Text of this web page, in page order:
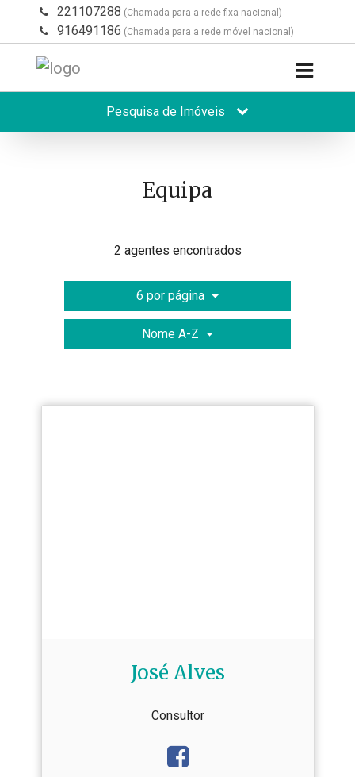
221107288 (Chamada para a rede fixa nacional)
916491186 (Chamada para a rede móvel nacional)
Pesquisa de Imóveis
Equipa
2 agentes encontrados
6 por página
Nome A-Z
José Alves
Consultor